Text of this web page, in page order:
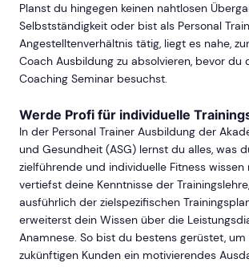
Planst du hingegen keinen nahtlosen
Selbstständigkeit oder bist als Personal
Angestelltenverhältnis tätig, liegt es nahe,
Coach Ausbildung zu absolvieren, bevor du
Coaching Seminar besuchst.
Werde Profi für individuelle
In der Personal Trainer Ausbildung der
und Gesundheit (ASG) lernst du alles, was
zielführende und individuelle Fitness wissen
vertiefst deine Kenntnisse der
ausführlich der zielspezifischen
erweiterst dein Wissen über die
Anamnese. So bist du bestens gerüstet, um
zukünftigen Kunden ein motivierendes